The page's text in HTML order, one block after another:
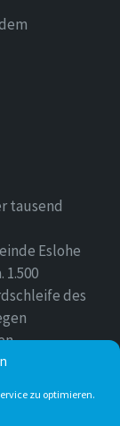
zu optimieren.
tausend
Eslohe
des